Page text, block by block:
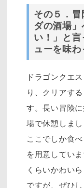
その５．
ダの酒場
い！」と
ューを味わ
ドラゴンクエ
り、クリアす
す。長い冒険
場で休憩しまし
ここでしか食
を用意してい
くらいかわい
ですが、ぜひ